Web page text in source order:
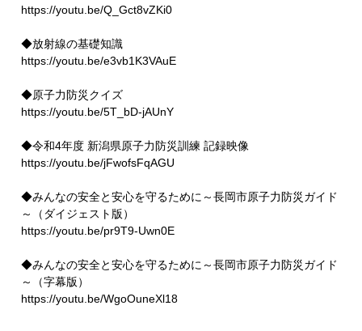
https://youtu.be/Q_Gct8vZKi0
◆放射線の基礎知識
https://youtu.be/e3vb1K3VAuE
◆原子力防災クイズ
https://youtu.be/5T_bD-jAUnY
◆令和4年度 新潟県原子力防災訓練 記録映像
https://youtu.be/jFwofsFqAGU
◆みんなの安全と安心を守るために～長岡市原子力防災ガイド
～（ダイジェスト版）
https://youtu.be/pr9T9-Uwn0E
◆みんなの安全と安心を守るために～長岡市原子力防災ガイド
～（字幕版）
https://youtu.be/WgoOuneXl18